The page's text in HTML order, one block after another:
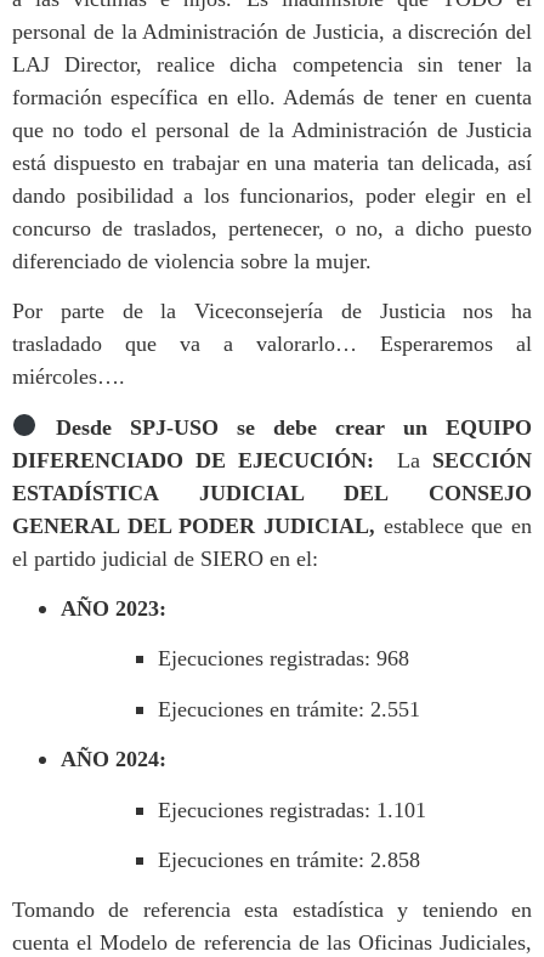
personal de la Administración de Justicia, a discreción del
LAJ Director, realice dicha competencia sin tener la
formación específica en ello. Además de tener en cuenta
que no todo el personal de la Administración de Justicia
está dispuesto en trabajar en una materia tan delicada, así
dando posibilidad a los funcionarios, poder elegir en el
concurso de traslados, pertenecer, o no, a dicho puesto
diferenciado de violencia sobre la mujer.
Por parte de la Viceconsejería de Justicia nos ha
trasladado que va a valorarlo… Esperaremos al
miércoles….
Desde SPJ-USO se debe crear un EQUIPO
DIFERENCIADO DE EJECUCIÓN:La SECCIÓN
ESTADÍSTICA JUDICIAL DEL CONSEJO
GENERAL DEL PODER JUDICIAL, establece que en
el partido judicial de SIERO en el:
AÑO 2023:
Ejecuciones registradas: 968
Ejecuciones en trámite: 2.551
AÑO 2024:
Ejecuciones registradas: 1.101
Ejecuciones en trámite: 2.858
Tomando de referencia esta estadística y teniendo en
cuenta el Modelo de referencia de las Oficinas Judiciales,